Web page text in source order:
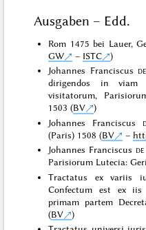
Ausgaben – Edd.
Rom 1475 bei Lauer,
GW
– ISTC
)
Johannes Franciscus
dirigendos in viam
visitatorum,
1503 (BV
)
Johannes Franciscus
(Paris) 1508 (BV –
Johannes Franciscus
Parisiorum Lutecia:
Tractatus ex variis
Confectum est ex
primam partem
(BV
)